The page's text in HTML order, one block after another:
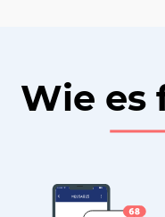
Wie es